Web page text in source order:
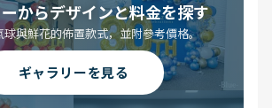
からデザインと料金を探す
球與鮮花的佈置款式，並附參考價格。
ギャラリーを見る